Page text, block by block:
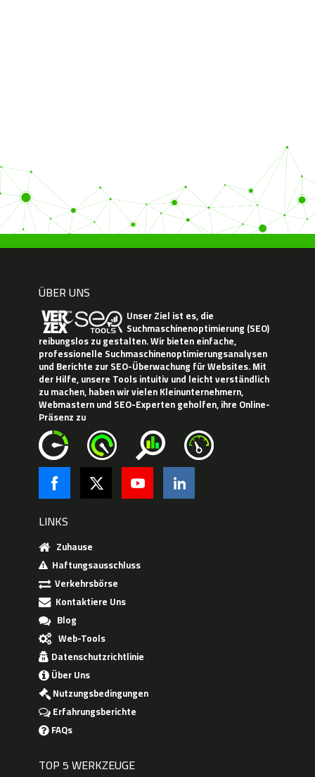
ÜBER UNS
Unser Ziel ist es, die
Suchmaschinenoptimierung (SEO)
reibungslos zu gestalten. Wir bieten einfache,
professionelle Suchmaschinenoptimierungsanalysen
und Berichte zur SEO-Überwachung für Websites. Mit
der Hilfe, unsere Tools intuitiv und leicht verständlich
zu machen, haben wir vielen Kleinunternehmern,
Webmastern und SEO-Experten geholfen, ihre Online-
Präsenz zu
LINKS
Zuhause
Haftungsausschluss
Verkehrsbörse
Kontaktiere Uns
Blog
Web-Tools
Datenschutzrichtlinie
Über Uns
Nutzungsbedingungen
Erfahrungsberichte
FAQs
TOP 5 WERKZEUGE